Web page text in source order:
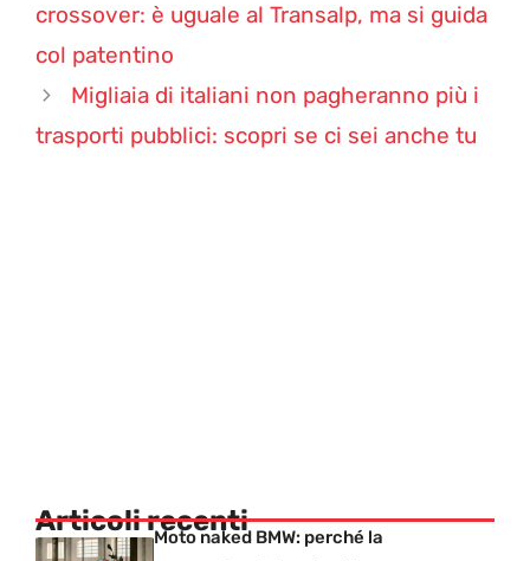
crossover: è uguale al Transalp, ma si guida
col patentino
Migliaia di italiani non pagheranno più i
trasporti pubblici: scopri se ci sei anche tu
Articoli recentiMoto naked BMW: perché la